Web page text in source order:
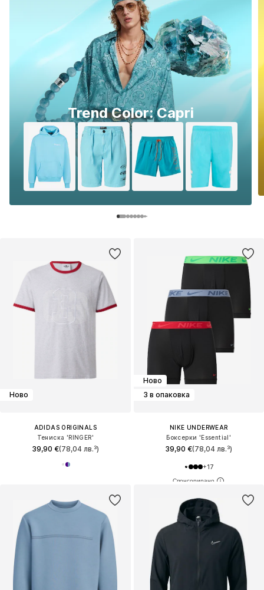
Trend Color: Capri
Ново
ADIDAS ORIGINALS
Тениска 'RINGER'
39,90 €(78,04 лв.³)
Ново
3 в опаковка
NIKE UNDERWEAR
Боксерки 'Essential'
39,90 €(78,04 лв.³)
+17